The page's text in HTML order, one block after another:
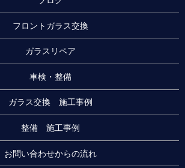
フロントガラス交換
ガラスリペア
車検・整備
ガラス交換 施工事例
整備 施工事例
お問い合わせからの流れ